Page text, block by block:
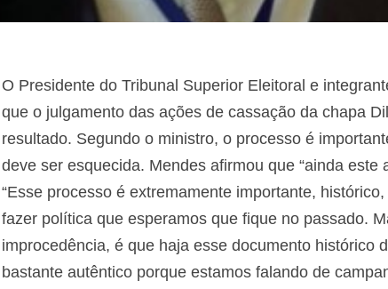
O Presidente do Tribunal Superior Eleitoral e
que o julgamento das ações de cassação da chapa
resultado. Segundo o ministro, o processo é
deve ser esquecida. Mendes afirmou que “ainda este
“Esse processo é extremamente importante,
fazer política que esperamos que fique no passado.
improcedência, é que haja esse documento histórico
bastante autêntico porque estamos falando de